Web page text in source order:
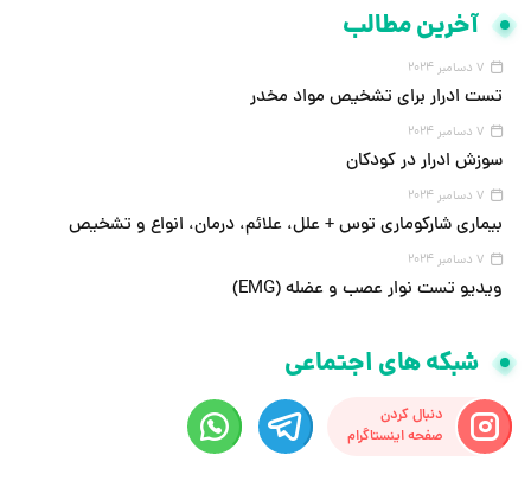
آخرین مطالب
7 دسامبر 2024
تست ادرار برای تشخیص مواد مخدر
7 دسامبر 2024
سوزش ادرار در کودکان
7 دسامبر 2024
بیماری شارکوماری توس + علل، علائم، درمان، انواع و تشخیص
7 دسامبر 2024
ویدیو تست نوار عصب و عضله (EMG)
شبکه های اجتماعی
دنبال کردن
صفحه اینستاگرام